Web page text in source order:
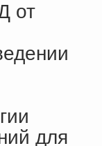
от
для